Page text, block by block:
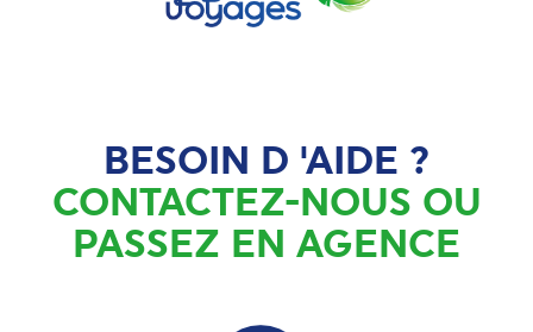
BESOIN D 'AIDE ?
CONTACTEZ-NOUS OU
PASSEZ EN AGENCE